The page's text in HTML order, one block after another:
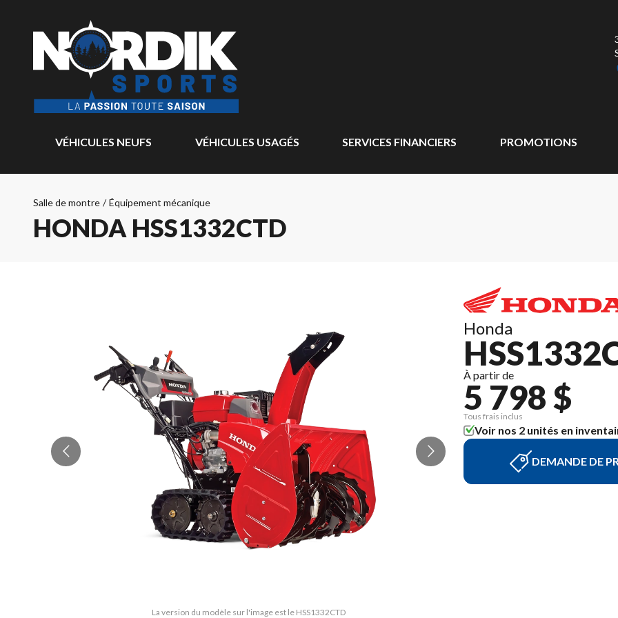
VÉHICULES NEUFS VÉHICULES USAGÉS SERVICES FINANCIERS PROMOTIONS
Salle de montre / Équipement mécanique
HONDA HSS1332CTD
La version du modèle sur l'image est le HSS1332CTD
Honda
À partir de
5 798 $
Tous frais inclus
Voir nos 2 unités en
DEMANDE DE